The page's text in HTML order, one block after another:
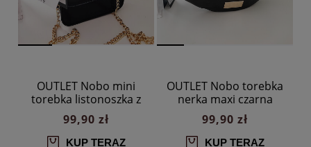
OUTLET Nobo mini
torebka listonoszka z
klapką czarna
99,90 zł
KUP TERAZ
OUTLET Nobo torebka
nerka maxi czarna
błyszcząca
99,90 zł
KUP TERAZ